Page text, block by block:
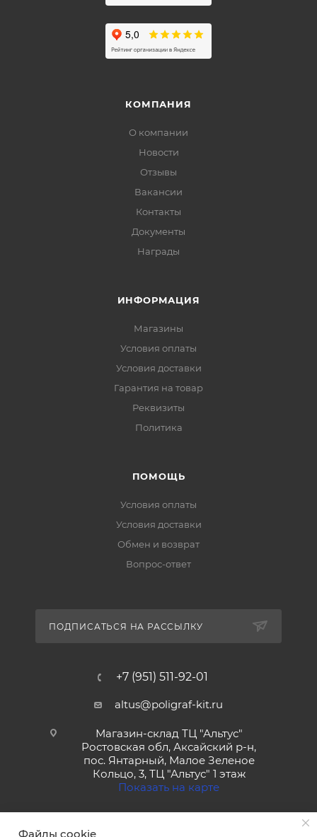
КОМПАНИЯ
О компании
Новости
Отзывы
Вакансии
Контакты
Документы
Награды
ИНФОРМАЦИЯ
Магазины
Условия оплаты
Условия доставки
Гарантия на товар
Реквизиты
Политика
ПОМОЩЬ
Условия оплаты
Условия доставки
Обмен и возврат
Вопрос-ответ
ПОДПИСАТЬСЯ НА РАССЫЛКУ
+7 (951) 511-92-01
altus@poligraf-kit.ru
Магазин-склад ТЦ "Альтус"
Ростовская обл, Аксайский р-н,
пос. Янтарный, Малое Зеленое
Кольцо, 3, ТЦ "Альтус" 1 этаж
Показать на карте
Файлы cookie